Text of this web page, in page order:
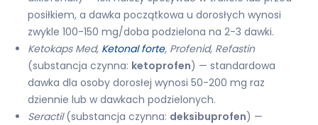
posiłkiem, a dawka początkowa u dorosłych wynosi
zwykle 100-150 mg/doba podzielona na 2-3 dawki.
Ketokaps Med, Ketonal forte, Profenid, Refastin
(substancja czynna: ketoprofen) — standardowa
dawka dla osoby dorosłej wynosi 50-200 mg raz
dziennie lub w dawkach podzielonych.
Seractil(substancja czynna: deksibuprofen) —